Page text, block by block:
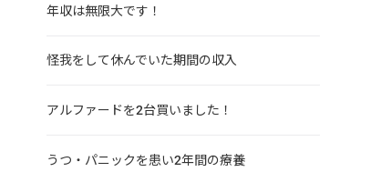
年収は無限大です！
怪我をして休んでいた期間の収入
アルファードを2台買いました！
うつ・パニックを患い2年間の療養